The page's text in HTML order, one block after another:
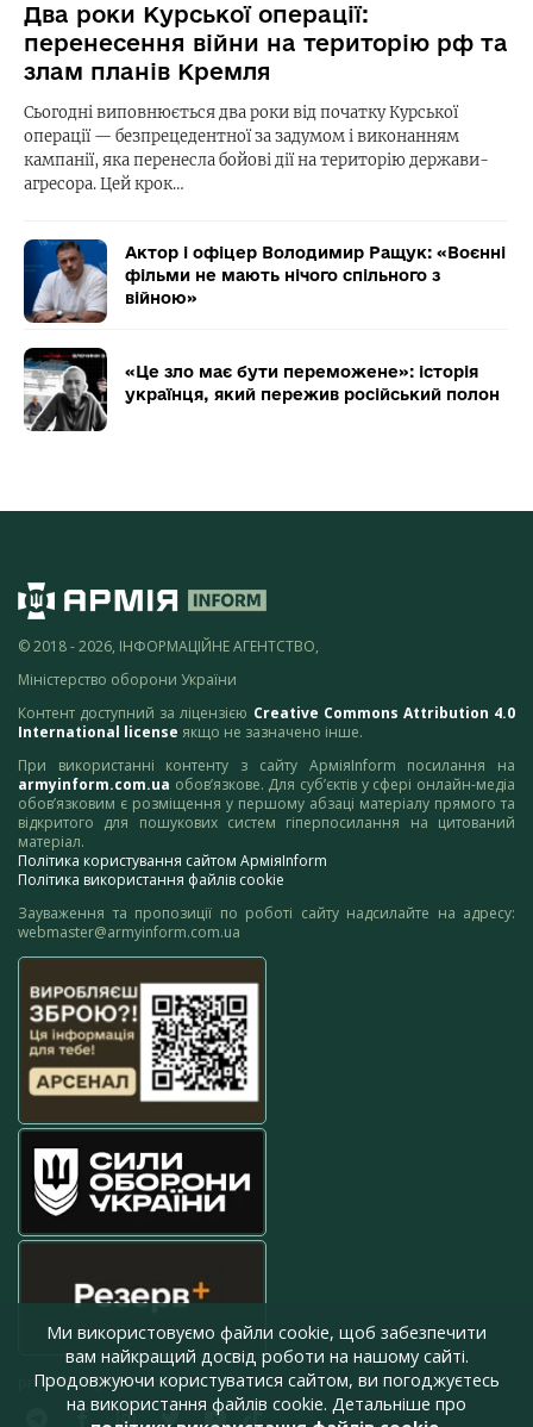
Два роки Курської операції:
перенесення війни на територію рф та
злам планів Кремля
Сьогодні виповнюється два роки від початку Курської
операції — безпрецедентної за задумом і виконанням
кампанії, яка перенесла бойові дії на територію держави-
агресора. Цей крок…
Актор і офіцер Володимир Ращук: «Воєнні
фільми не мають нічого спільного з
війною»
«Це зло має бути переможене»: історія
українця, який пережив російський полон
© 2018 - 2026, ІНФОРМАЦІЙНЕ АГЕНТСТВО,
Міністерство оборони України
Контент доступний за ліцензією Creative Commons Attribution 4.0
International license якщо не зазначено інше.
При використанні контенту з сайту АрміяInform посилання на
armyinform.com.ua обов’язкове. Для суб’єктів у сфері онлайн-медіа
обов’язковим є розміщення у першому абзаці матеріалу прямого та
відкритого для пошукових систем гіперпосилання на цитований
матеріал.
Політика користування сайтом АрміяInform
Політика використання файлів cookie
Зауваження та пропозиції по роботі сайту надсилайте на адресу:
webmaster@armyinform.com.ua
press@armyinform.com.ua
Ми використовуємо файли cookie, щоб забезпечити
вам найкращий досвід роботи на нашому сайті.
Продовжуючи користуватися сайтом, ви погоджуєтесь
на використання файлів cookie. Детальніше про